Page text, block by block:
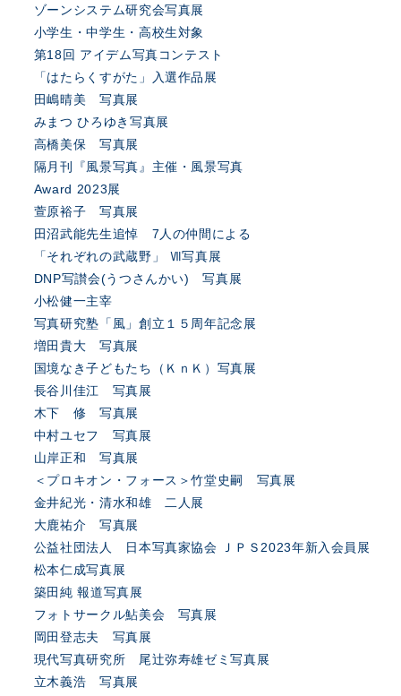
ゾーンシステム研究会写真展
小学生・中学生・高校生対象
第18回 アイデム写真コンテスト
「はたらくすがた」入選作品展
田嶋晴美 写真展
みまつ ひろゆき写真展
高橋美保 写真展
隔月刊『風景写真』主催・風景写真
Award 2023展
萱原裕子 写真展
田沼武能先生追悼 7人の仲間による
「それぞれの武蔵野」 Ⅶ写真展
DNP写讃会(うつさんかい) 写真展
小松健一主宰
写真研究塾「風」創立１５周年記念展
増田貴大 写真展
国境なき子どもたち（ＫｎＫ）写真展
長谷川佳江 写真展
木下 修 写真展
中村ユセフ 写真展
山岸正和 写真展
＜プロキオン・フォース＞竹堂史嗣 写真展
金井紀光・清水和雄 二人展
大鹿祐介 写真展
公益社団法人 日本写真家協会 ＪＰＳ2023年新入会員展
松本仁成写真展
築田純 報道写真展
フォトサークル鮎美会 写真展
岡田登志夫 写真展
現代写真研究所 尾辻弥寿雄ゼミ写真展
立木義浩 写真展